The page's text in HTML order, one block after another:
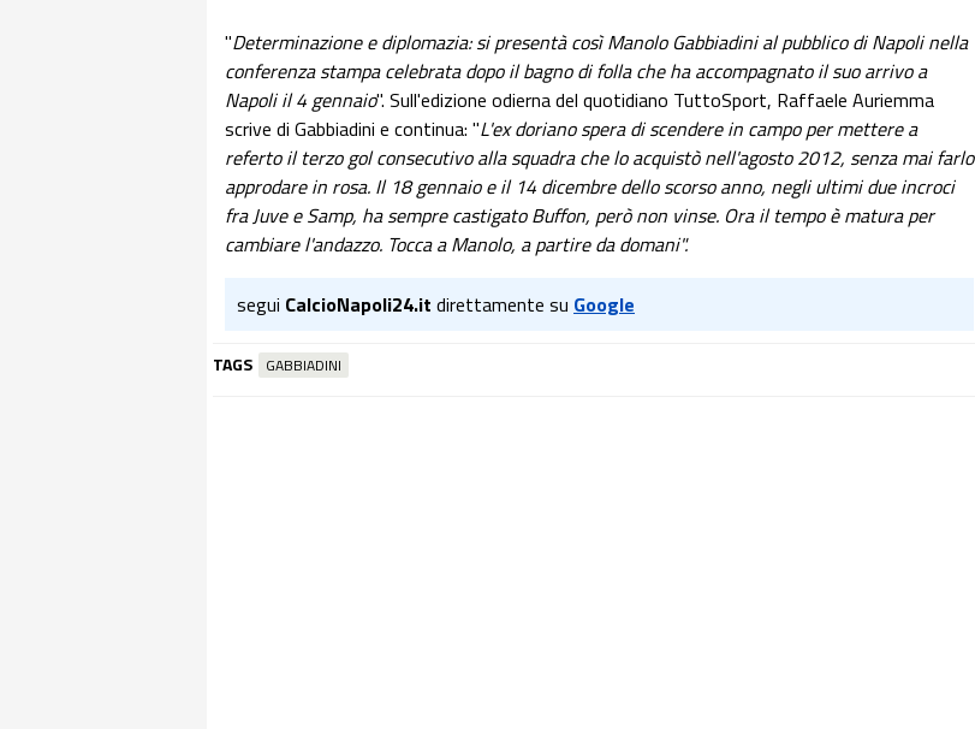
"Dete​rminazione e diplomazia: si presentà così Manolo Gabbiadini al pubblico di Napoli nella
conferenza stampa celebrata dopo il bagno di folla che ha accompagnato il suo arrivo a
Napoli il 4 gennaio". Sull'edizione odierna del quotidiano TuttoSport, Raffaele Auriemma
scrive di Gabbiadini e continua: "L'ex doriano spera di scendere in campo per mettere a
referto il terzo gol consecutivo alla squadra che lo acquistò nell'agosto 2012, senza mai farlo
approdare in rosa. Il 18 gennaio e il 14 dicembre dello scorso anno, negli ultimi due incroci
fra Juve e Samp, ha sempre castigato Buffon, però non vinse. Ora il tempo è matura per
cambiare l'andazzo. Tocca a Manolo, a partire da domani".
segui CalcioNapoli24.it direttamente su Google
TAGS GABBIADINI